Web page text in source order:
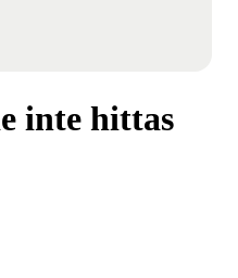
inte hittas